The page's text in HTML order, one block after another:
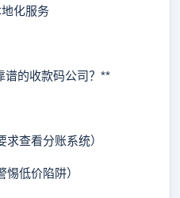
化服务
的收款码公司？**
查看分账系统）
低价陷阱）